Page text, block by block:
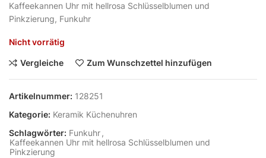
Kaffeekannen Uhr mit hellrosa Schlüsselblumen und
Pinkzierung, Funkuhr
Nicht vorrätig
Vergleiche Zum Wunschzettel hinzufügen
Artikelnummer: 128251
Kategorie: Keramik Küchenuhren
Schlagwörter: Funkuhr,
Kaffeekannen Uhr mit hellrosa Schlüsselblumen und
Pinkzierung